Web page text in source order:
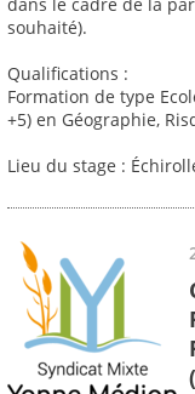
souhaité).
Qualifications :
Formation de type
+5) en Géographie,
Lieu du stage :